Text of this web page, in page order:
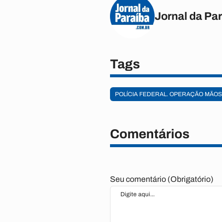
Jornal da
Tags
POLÍCIA FEDERAL. OPERAÇÃO
Comentários
Seu comentário (Obrigatório)